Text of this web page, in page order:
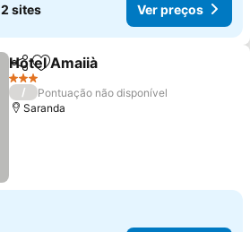
2 sites Ver preços
PartilharAdicionar aos favoritos
Hotel Amaiià
3 Estrelas
/
Pontuação não disponível
Saranda